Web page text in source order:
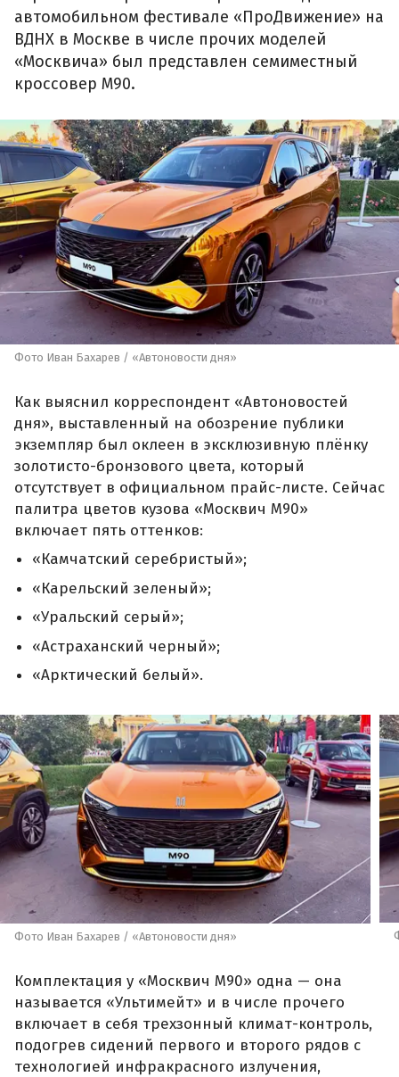
автомобильном фестивале «ПроДвижение» на
ВДНХ в Москве в числе прочих моделей
«Москвича» был представлен семиместный
кроссовер М90.
Фото Иван Бахарев / «Автоновости дня»
Как выяснил корреспондент «Автоновостей
дня», выставленный на обозрение публики
экземпляр был оклеен в эксклюзивную плёнку
золотисто-бронзового цвета, который
отсутствует в официальном прайс-листе. Сейчас
палитра цветов кузова «Москвич М90»
включает пять оттенков:
«Камчатский серебристый»;
«Карельский зеленый»;
«Уральский серый»;
«Астраханский черный»;
«Арктический белый».
Фото Иван Бахарев / «Автоновости дня»
Комплектация у «Москвич М90» одна — она
называется «Ультимейт» и в числе прочего
включает в себя трехзонный климат-контроль,
подогрев сидений первого и второго рядов с
технологией инфракрасного излучения,